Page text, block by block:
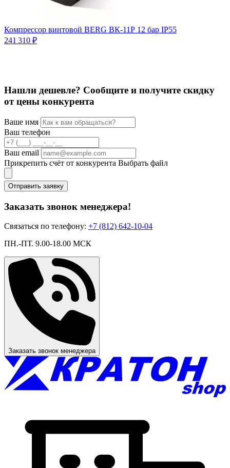
Компрессор винтовой BERG ВК-11Р 12 бар IP55
241 310 ₽
Нашли дешевле? Сообщите и получите скидку
от цены конкурента
Ваше имя
Ваш телефон
Ваш email
Прикрепить счёт от конкурента Выбрать файл
Отправить заявку
Заказать звонок менеджера!
Связаться по телефону: +7 (812) 642-10-04
ПН.-ПТ. 9.00-18.00 МСК
Заказать звонок менеджера